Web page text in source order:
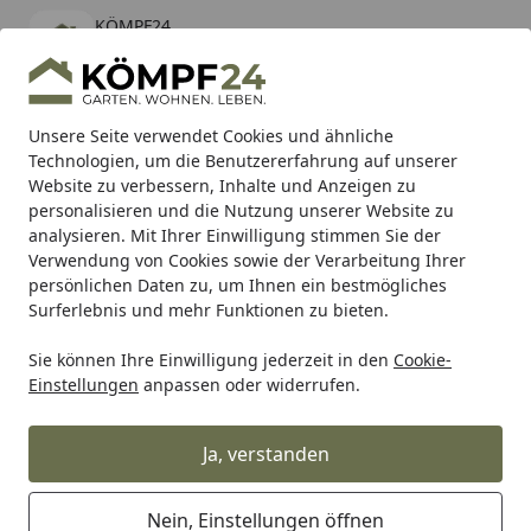
Unsere Seite verwendet Cookies und ähnliche
Technologien, um die Benutzererfahrung auf unserer
Website zu verbessern, Inhalte und Anzeigen zu
personalisieren und die Nutzung unserer Website zu
analysieren. Mit Ihrer Einwilligung stimmen Sie der
Verwendung von Cookies sowie der Verarbeitung Ihrer
persönlichen Daten zu, um Ihnen ein bestmögliches
Surferlebnis und mehr Funktionen zu bieten.
Sie können Ihre Einwilligung jederzeit in den Cookie-
Einstellungen anpassen oder widerrufen.
Ja, verstanden
Nein, Einstellungen öffnen
KÖMPF24
kostenlos - Im App Store
Hotline
Alle Produkte
Mein Konto
Suchen
Karibu Pools inkl. gratis Sandfilteranlage & Pool-
Starterset (Gesamtwert bis 468,99€)
Startseite
The Meatstick The MeatStick Zubehör
The MeatStick Zubehör
Ihre Artikelübersicht